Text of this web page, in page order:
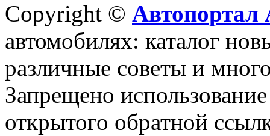
Copyright © Автопортал
автомобилях: каталог
различные советы и
Запрещено
открытого обратной